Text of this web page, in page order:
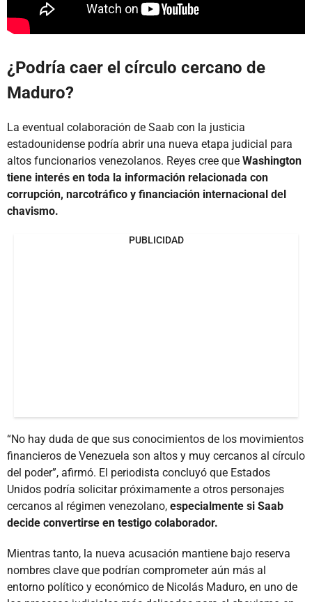
¿Podría caer el círculo cercano de
Maduro?
La eventual colaboración de Saab con la justicia
estadounidense podría abrir una nueva etapa judicial para
altos funcionarios venezolanos. Reyes cree que Washington
tiene interés en toda la información relacionada con
corrupción, narcotráfico y financiación internacional del
chavismo.
PUBLICIDAD
“No hay duda de que sus conocimientos de los movimientos
financieros de Venezuela son altos y muy cercanos al círculo
del poder”, afirmó. El periodista concluyó que Estados
Unidos podría solicitar próximamente a otros personajes
cercanos al régimen venezolano, especialmente si Saab
decide convertirse en testigo colaborador.
Mientras tanto, la nueva acusación mantiene bajo reserva
nombres clave que podrían comprometer aún más al
entorno político y económico de Nicolás Maduro, en uno de